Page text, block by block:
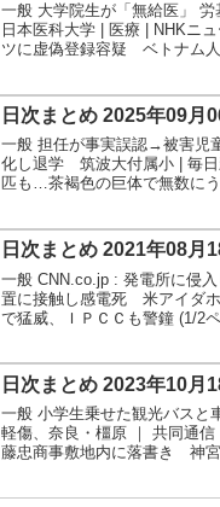
一般 大学院生が「無給医」
日本医科大学 | 医療 | NHKニ
ツに虚偽登録容疑 ベトナム
日次まとめ 2025年09月
一般 担任が事実誤認→被害
化し退学 筑波大付属小 | 毎日
匹も…茶褐色の巨体で無数に
- Y...
日次まとめ 2021年08月
一般 CNN.co.jp : 発電所に侵
置に接触し感電死 米アイダ
で猛威、ＩＰＣＣも警鐘 (1/2
日次まとめ 2023年10月
一般 小学生乗せた観光バス
軽傷、奈良・橿原 ｜ 共同通
藤忠商事敷地内に落書き 神